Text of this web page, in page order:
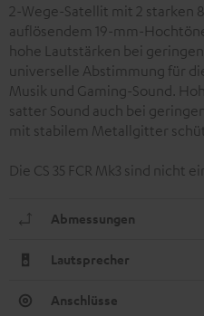
2-Wege-Satellit mit 2
auflösendem 19-mm-
hohe Lautstärken bei
universelle Abstimmung für
Musik und Gaming-Sound.
satter Sound auch bei
mit stabilem Metallgitter
Die CS 35 FCR Mk3 sind nicht
Abmessungen
Lautsprecher
Anschlüsse